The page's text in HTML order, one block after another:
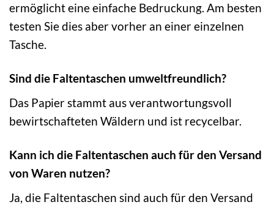
ermöglicht eine einfache Bedruckung. Am besten
testen Sie dies aber vorher an einer einzelnen
Tasche.
Sind die Faltentaschen umweltfreundlich?
Das Papier stammt aus verantwortungsvoll
bewirtschafteten Wäldern und ist recycelbar.
Kann ich die Faltentaschen auch für den Versand
von Waren nutzen?
Ja, die Faltentaschen sind auch für den Versand